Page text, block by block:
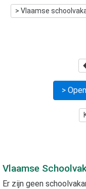
> Vlaamse
>
Vlaamse
Er zijn geen